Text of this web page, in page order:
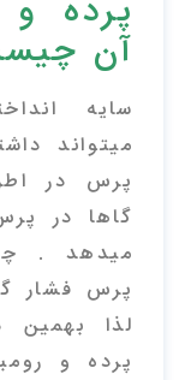
پرده
آن
سایه
میتواند
پرس در
گاها در
میدهد .
پرس فشار
لذا
پرده و